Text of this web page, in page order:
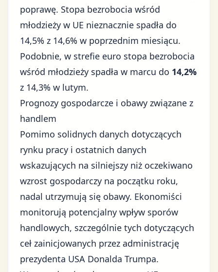
poprawę. Stopa bezrobocia wśród
młodzieży w UE nieznacznie spadła do
14,5% z 14,6% w poprzednim miesiącu.
Podobnie, w strefie euro stopa bezrobocia
wśród młodzieży spadła w marcu do 14,2%
z 14,3% w lutym.
Prognozy gospodarcze i obawy związane z
handlem
Pomimo solidnych danych dotyczących
rynku pracy i ostatnich danych
wskazujących na silniejszy niż oczekiwano
wzrost gospodarczy na początku roku,
nadal utrzymują się obawy. Ekonomiści
monitorują potencjalny wpływ sporów
handlowych, szczególnie tych dotyczących
ceł zainicjowanych przez administrację
prezydenta USA Donalda Trumpa.